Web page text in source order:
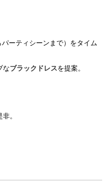
パーティシーンまで）をタイム
なブラックドレスを提案。
。